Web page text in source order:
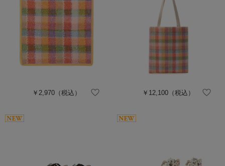
￥2,970 （税込） ￥12,100 （税込）